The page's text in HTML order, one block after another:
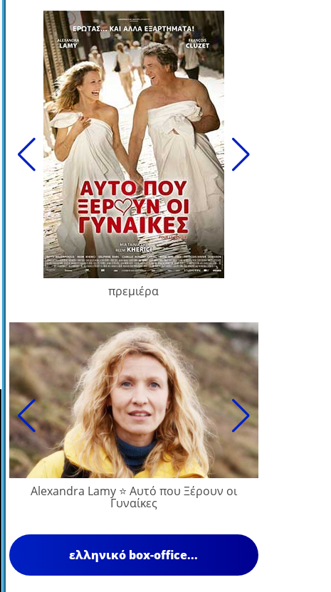
πρεμιέρα
Alexandra Lamy ⭐ Αυτό που Ξέρουν οι
Γυναίκες
ελληνικό box-office...